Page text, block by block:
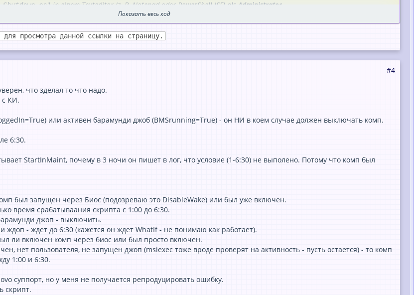
in einem Texteditor (z. B. Notepad oder PowerShell ISE) als Administrator
(ca. Zeile 108).
if-elseif-else-Block durch den unten stehenden, neuen Code.
-or $bJobIsRunning) {     $Action=[ShutdownAction]::NoAction    $sActionOutput = "NO
Shutdown):
die Anmeldung des Benutzers komplett ignoriert wird. Nur wenn die baramundi-Installation (
um abgebrochene Installationen zu verhindern:
{     $Action=[ShutdownAction]::NoAction    $sActionOutput = "NO Shutdown"    $sDec
BMSrunning=$bJobIsRunning (StartInMaint=$bStartInMaint) - RE
$sActionOutput = "Shutting Down"    $sDecisionOutput
Показать весь код
для просмотра данной ссылки на страницу.
#4
что зделал то что надо.
с КИ.
или активен барамунди джоб (BMSrunning=True) - он НИ в коем случае должен выключать комп.
6:30.
StartInMaint, почему в 3 ночи он пишет в лог, что условие (1-6:30) не выполено. Потому что комп был
был запущен через Биос (подозреваю это DisableWake) или был уже включен.
время срабатываания скрипта с 1:00 до 6:30.
джоп - выключить.
ждоп - ждет до 6:30 (кажется он ждет WhatIf - не понимаю как работает).
ли включен комп через биос или был просто включен.
нет пользователя, не запущен джоп (msiexec тоже вроде проверят на активность - пусть остается) - то комп
1:00 и 6:30.
суппорт, но у меня не получается репродуцировать ошибку.
скрипт.